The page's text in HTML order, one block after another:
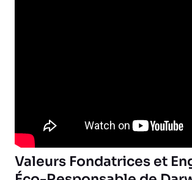
Valeurs Fondatrices et